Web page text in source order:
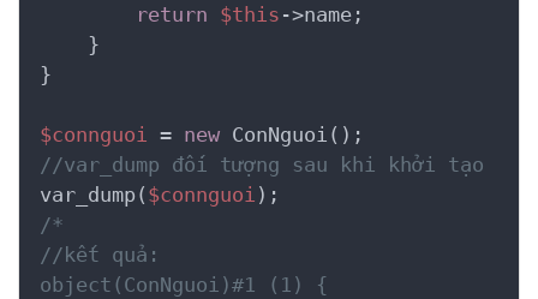
return $this ->name;
    }
}
$connguoi = new
//var_dump đối tượng sau khi khởi tạo
var_dump( $connguoi
/*
//kết quả:
object(ConNguoi)#1 (1) {